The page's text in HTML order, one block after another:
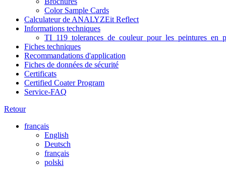
Color Sample Cards
Calculateur de ANALYZEit Reflect
Informations techniques
Fiches techniques
Recommandations d'application
Fiches de données de sécurité
Certificats
Certified Coater Program
Service-FAQ
Retour
français
English
Deutsch
français
polski